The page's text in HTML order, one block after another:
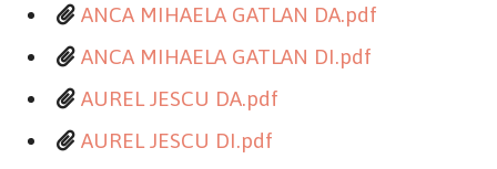
ANCA MIHAELA GATLAN DA.pdf
ANCA MIHAELA GATLAN DI.pdf
AUREL JESCU DA.pdf
AUREL JESCU DI.pdf